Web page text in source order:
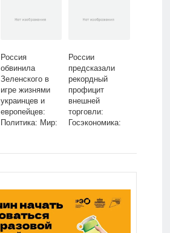
Россия
обвинила
Зеленского в
игре жизнями
украинцев и
европейцев:
Политика: Мир:
России
предсказали
рекордный
профицит
внешней
торговли:
Госэкономика: